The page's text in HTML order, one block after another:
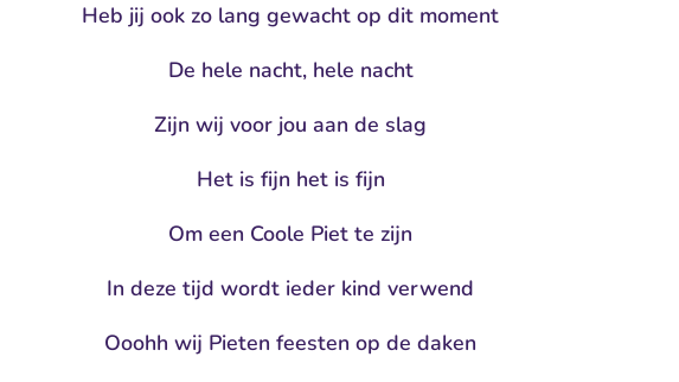
Heb jij ook zo lang gewacht op dit moment
De hele nacht, hele nacht
Zijn wij voor jou aan de slag
Het is fijn het is fijn
Om een Coole Piet te zijn
In deze tijd wordt ieder kind verwend
Ooohh wij Pieten feesten op de daken